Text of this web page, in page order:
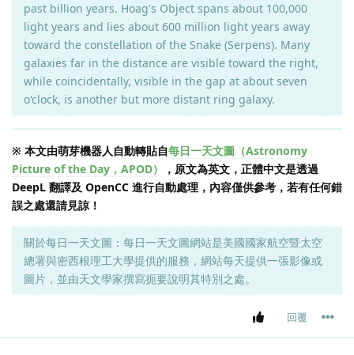
past billion years. Hoag's Object spans about 100,000
light years and lies about 600 million light years away
toward the constellation of the Snake (Serpens). Many
galaxies far in the distance are visible toward the right,
while coincidentally, visible in the gap at about seven
o'clock, is another but more distant ring galaxy.
※ 本文由萌芽機器人自動轉貼自每日一天文圖（Astronomy
Picture of the Day，APOD）
，原文為英文，正體中文是透過
DeepL 翻譯及 OpenCC 進行自動處理，內容僅供參考，若有任何錯
誤之處還請見諒！
關於每日一天文圖：每日一天文圖網站是美國國家航空暨太空
總署與密西根理工大學提供的服務，網站每天提供一張影像或
圖片，並由天文學家撰寫扼要說明其特別之處。
回覆